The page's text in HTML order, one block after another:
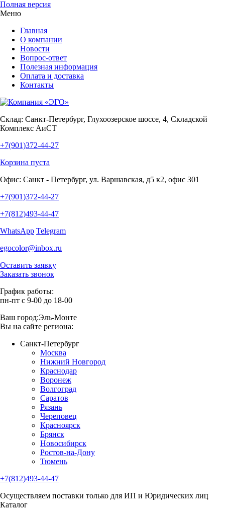
Полная версия
Меню
Главная
О компании
Новости
Вопрос-ответ
Полезная информация
Оплата и доставка
Контакты
Склад: Санкт-Петербург, Глухоозерское шоссе, 4, Складской
Комплекс АиСТ
+7(901)372-44-27
Корзина пуста
Офис: Санкт - Петербург, ул. Варшавская, д5 к2, офис 301
+7(901)372-44-27
+7(812)493-44-47
WhatsApp Telegram
egocolor@inbox.ru
Оставить заявку
Заказать звонок
График работы:
пн-пт с 9-00 до 18-00
Ваш город:Эль-Монте
Вы на сайте региона:
Санкт-Петербург
Москва
Нижний Новгород
Краснодар
Воронеж
Волгоград
Саратов
Рязань
Череповец
Красноярск
Брянск
Новосибирск
Ростов-на-Дону
Тюмень
+7(812)493-44-47
Осуществляем поставки только для ИП и Юридических лиц
Каталог